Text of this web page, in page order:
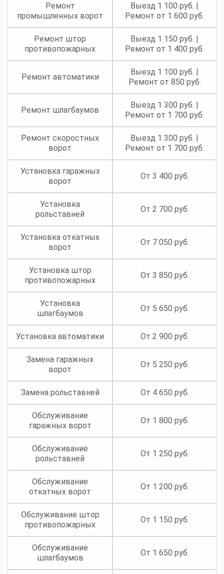
Ремонт
промышленных ворот
Выезд 1 100 руб. |
Ремонт от 1 600 руб.
Ремонт штор
противопожарных
Выезд 1 150 руб. |
Ремонт от 1 400 руб.
Ремонт автоматики
Выезд 1 100 руб. |
Ремонт от 850 руб.
Ремонт шлагбаумов
Выезд 1 300 руб. |
Ремонт от 1 700 руб.
Ремонт скоростных
ворот
Выезд 1 300 руб. |
Ремонт от 1 700 руб.
Установка гаражных
ворот
От 3 400 руб.
Установка
рольставней
От 2 700 руб.
Установка откатных
ворот
От 7 050 руб.
Установка штор
противопожарных
От 3 850 руб.
Установка
шлагбаумов
От 5 650 руб.
Установка автоматики От 2 900 руб.
Замена гаражных
ворот
От 5 250 руб.
Замена рольставней От 4 650 руб.
Обслуживание
гаражных ворот
От 1 800 руб.
Обслуживание
рольставней
От 1 250 руб.
Обслуживание
откатных ворот
От 1 200 руб.
Обслуживание штор
противопожарных
От 1 150 руб.
Обслуживание
шлагбаумов
От 1 650 руб.